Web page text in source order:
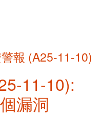
報 (A25-11-10)
11-10):
漏洞